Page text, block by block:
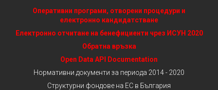
Оперативни програми, отворени процедури и
електронно кандидатстване
Електронно отчитане на бенефициенти чрез ИСУН 2020
Обратна връзка
Open Data API Documentation
Нормативни документи за периода 2014 - 2020
Структурни фондове на ЕС в България